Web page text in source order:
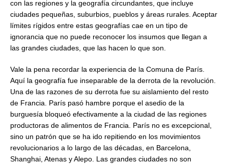
con las regiones y la geografía circundantes, que incluye
ciudades pequeñas, suburbios, pueblos y áreas rurales. Aceptar
límites rígidos entre estas geografías cae en un tipo de
ignorancia que no puede reconocer los insumos que llegan a
las grandes ciudades, que las hacen lo que son.
Vale la pena recordar la experiencia de la Comuna de París.
Aquí la geografía fue inseparable de la derrota de la revolución.
Una de las razones de su derrota fue su aislamiento del resto
de Francia. París pasó hambre porque el asedio de la
burguesía bloqueó efectivamente a la ciudad de las regiones
productoras de alimentos de Francia. París no es excepcional,
sino un patrón que se ha ido repitiendo en los movimientos
revolucionarios a lo largo de las décadas, en Barcelona,
Shanghai, Atenas y Alepo. Las grandes ciudades no son